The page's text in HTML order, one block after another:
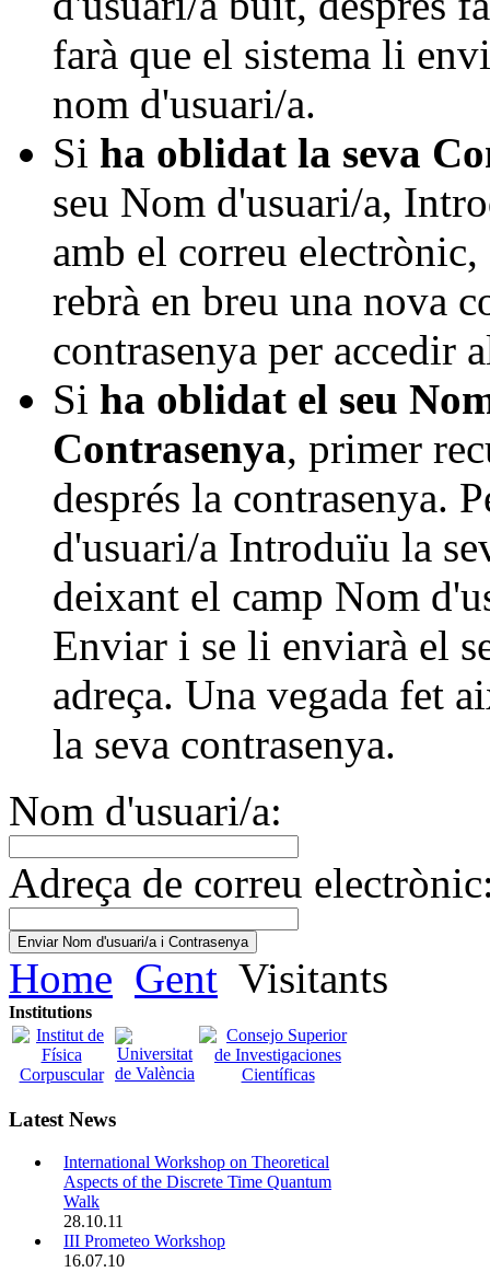
farà que el sistema li
nom d'usuari/a.
Si ha oblidat la seva
seu Nom d'usuari/a,
amb el correu
rebrà en breu una nova
contrasenya per accedir
Si ha oblidat el seu
Contrasenya, primer
després la contrasenya.
d'usuari/a Introduïu la
deixant el camp Nom
Enviar i se li enviarà el
adreça. Una vegada fet
la seva contrasenya.
Nom d'usuari/a:
Adreça de correu
Home Gent Visitants
Institutions
Latest News
International Workshop on Theoretical
Aspects of the Discrete Time Quantum
Walk
28.10.11
III Prometeo Workshop
16.07.10